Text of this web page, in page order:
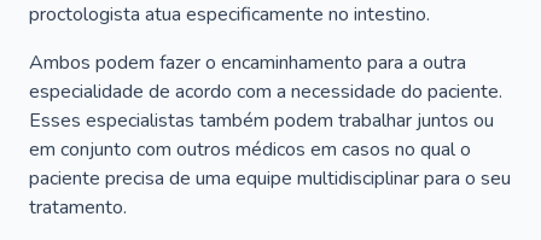
proctologista atua especificamente no intestino.
Ambos podem fazer o encaminhamento para a outra
especialidade de acordo com a necessidade do paciente.
Esses especialistas também podem trabalhar juntos ou
em conjunto com outros médicos em casos no qual o
paciente precisa de uma equipe multidisciplinar para o seu
tratamento.